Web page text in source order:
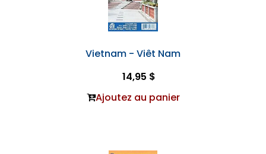
Vietnam - Viêt Nam
14,95 $
Ajoutez au panier